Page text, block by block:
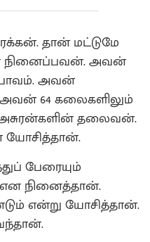
தான் மட்டுமே
அவன்
அவன்
64 கலைகளிலும்
தலைவன்.
யோசித்தான்.
பேரையும்
நினைத்தான்.
என்று யோசித்தான்.